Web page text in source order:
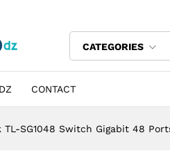
CATEGORIES
CONTACT
TL-SG1048 Switch Gigabit 48